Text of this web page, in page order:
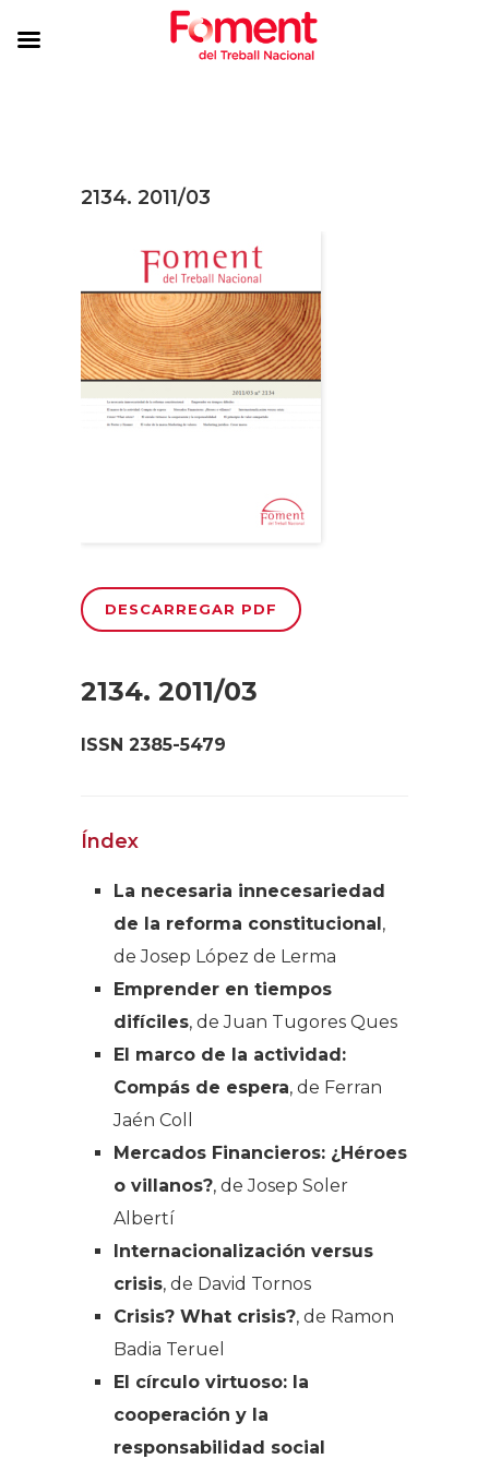
2134. 2011/03
DESCARREGAR PDF
2134. 2011/03
ISSN 2385-5479
Índex
La necesaria innecesariedad
de la reforma constitucional,
de Josep López de Lerma
Emprender en tiempos
difíciles, de Juan Tugores Ques
El marco de la actividad:
Compás de espera, de Ferran
Jaén Coll
Mercados Financieros: ¿Héroes
o villanos?, de Josep Soler
Albertí
Internacionalización versus
crisis, de David Tornos
Crisis? What crisis?, de Ramon
Badia Teruel
El círculo virtuoso: la
cooperación y la
responsabilidad social